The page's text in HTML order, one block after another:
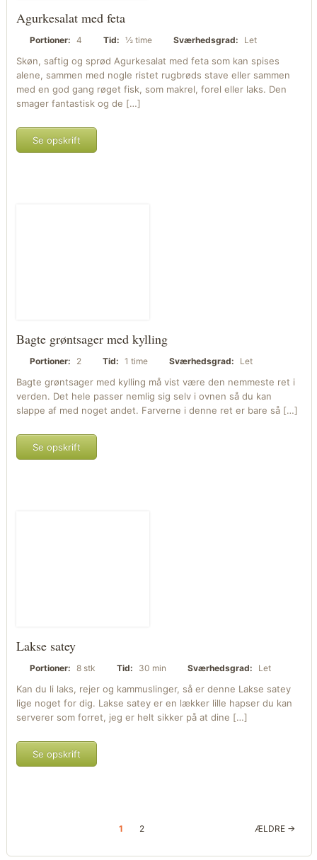
Agurkesalat med feta
Portioner: 4 Tid: ½ time Sværhedsgrad: Let
Skøn, saftig og sprød Agurkesalat med feta som kan spises
alene, sammen med nogle ristet rugbrøds stave eller sammen
med en god gang røget fisk, som makrel, forel eller laks. Den
smager fantastisk og de […]
Se opskrift
Bagte grøntsager med kylling
Portioner: 2 Tid: 1 time Sværhedsgrad: Let
Bagte grøntsager med kylling må vist være den nemmeste ret i
verden. Det hele passer nemlig sig selv i ovnen så du kan
slappe af med noget andet. Farverne i denne ret er bare så […]
Se opskrift
Lakse satey
Portioner: 8 stk Tid: 30 min Sværhedsgrad: Let
Kan du li laks, rejer og kammuslinger, så er denne Lakse satey
lige noget for dig. Lakse satey er en lækker lille hapser du kan
serverer som forret, jeg er helt sikker på at dine […]
Se opskrift
1 2 ÆLDRE →